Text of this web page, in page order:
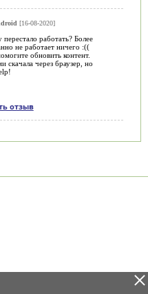
[16-08-2020]
работать? Более
не работает ничего :((
обновить контент.
через браузер, но
отзыв